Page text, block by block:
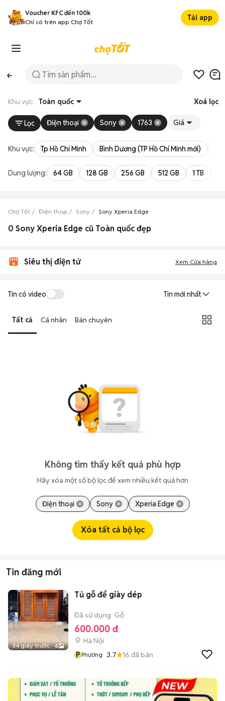
Voucher KFC đến 100k
Chỉ có trên app Chợ Tốt
Tải app
Khu vực: Toàn quốc Xoá lọc
Lọc Điện thoại Sony 1763 Giá
Khu vực: Tp Hồ Chí Minh Bình Dương (TP Hồ Chí Minh mới)
Dung lượng: 64 GB 128 GB 256 GB 512 GB 1 TB
Chợ Tốt Điện thoại Sony Sony Xperia Edge
0 Sony Xperia Edge cũ Toàn quốc đẹp
Siêu thị điện tử Xem Cửa hàng
Tin có video Tin mới nhất
Tất cả Cá nhân Bán chuyên
Không tìm thấy kết quả phù hợp
Hãy xóa một số bộ lọc để xem nhiều kết quả hơn
Điện thoại Sony Xperia Edge
Xóa tất cả bộ lọc
Tin đăng mới
34 giây trước 6
Tủ gỗ để giày dép
Đã sử dụng Gỗ
600.000 đ
Hà Nội
P Phương 3.7 16 đã bán